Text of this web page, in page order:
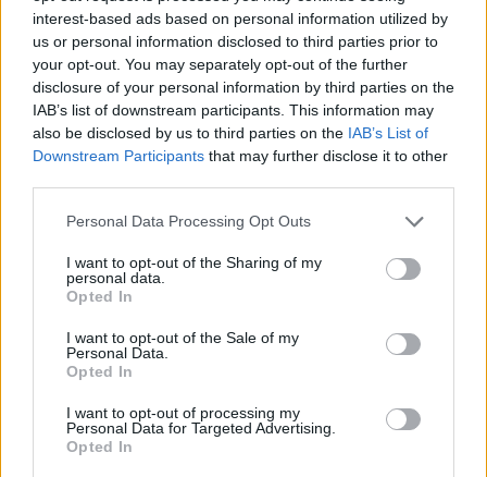
interest-based ads based on personal information utilized by
us or personal information disclosed to third parties prior to
your opt-out. You may separately opt-out of the further
disclosure of your personal information by third parties on the
IAB’s list of downstream participants. This information may
also be disclosed by us to third parties on the IAB’s List of
Downstream Participants that may further disclose it to other
Personal Data Processing Opt Outs
I want to opt-out of the Sharing of my
personal data.
Opted In
I want to opt-out of the Sale of my
Personal Data.
Opted In
I want to opt-out of processing my
Personal Data for Targeted Advertising.
Opted In
Vilkaviškyje išviliojo 48
tūkst. eurų
iškrito vaikas
NAUJI